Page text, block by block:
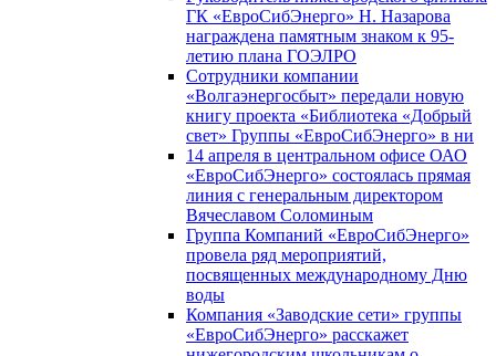
ГК «ЕвроСибЭнерго» Н. Назарова
награждена памятным знаком к 95-
летию плана ГОЭЛРО
Сотрудники компании
«Волгаэнергосбыт» передали новую
книгу проекта «Библиотека «Добрый
свет» Группы «ЕвроСибЭнерго» в ни
14 апреля в центральном офисе ОАО
«ЕвроСибЭнерго» состоялась прямая
линия с генеральным директором
Вячеславом Соломиным
Группа Компаний «ЕвроСибЭнерго»
провела ряд мероприятий,
посвященных международному Дню
воды
Компания «Заводские сети» группы
«ЕвроСибЭнерго» расскажет